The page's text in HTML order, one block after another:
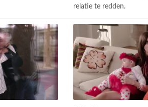
relatie te redden.